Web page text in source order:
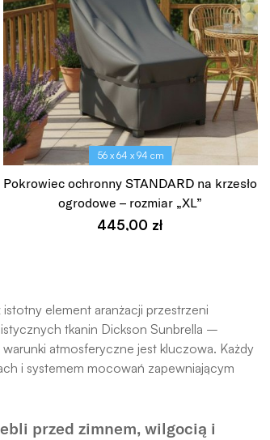
56 x 64 x 94 cm
Pokrowiec ochronny STANDARD na krzesło
ogrodowe – rozmiar „XL”
445,00 zł
element aranżacji przestrzeni
tkanin Dickson Sunbrella –
atmosferyczne jest kluczowa. Każdy
i systemem mocowań zapewniającym
przed zimnem, wilgocią i